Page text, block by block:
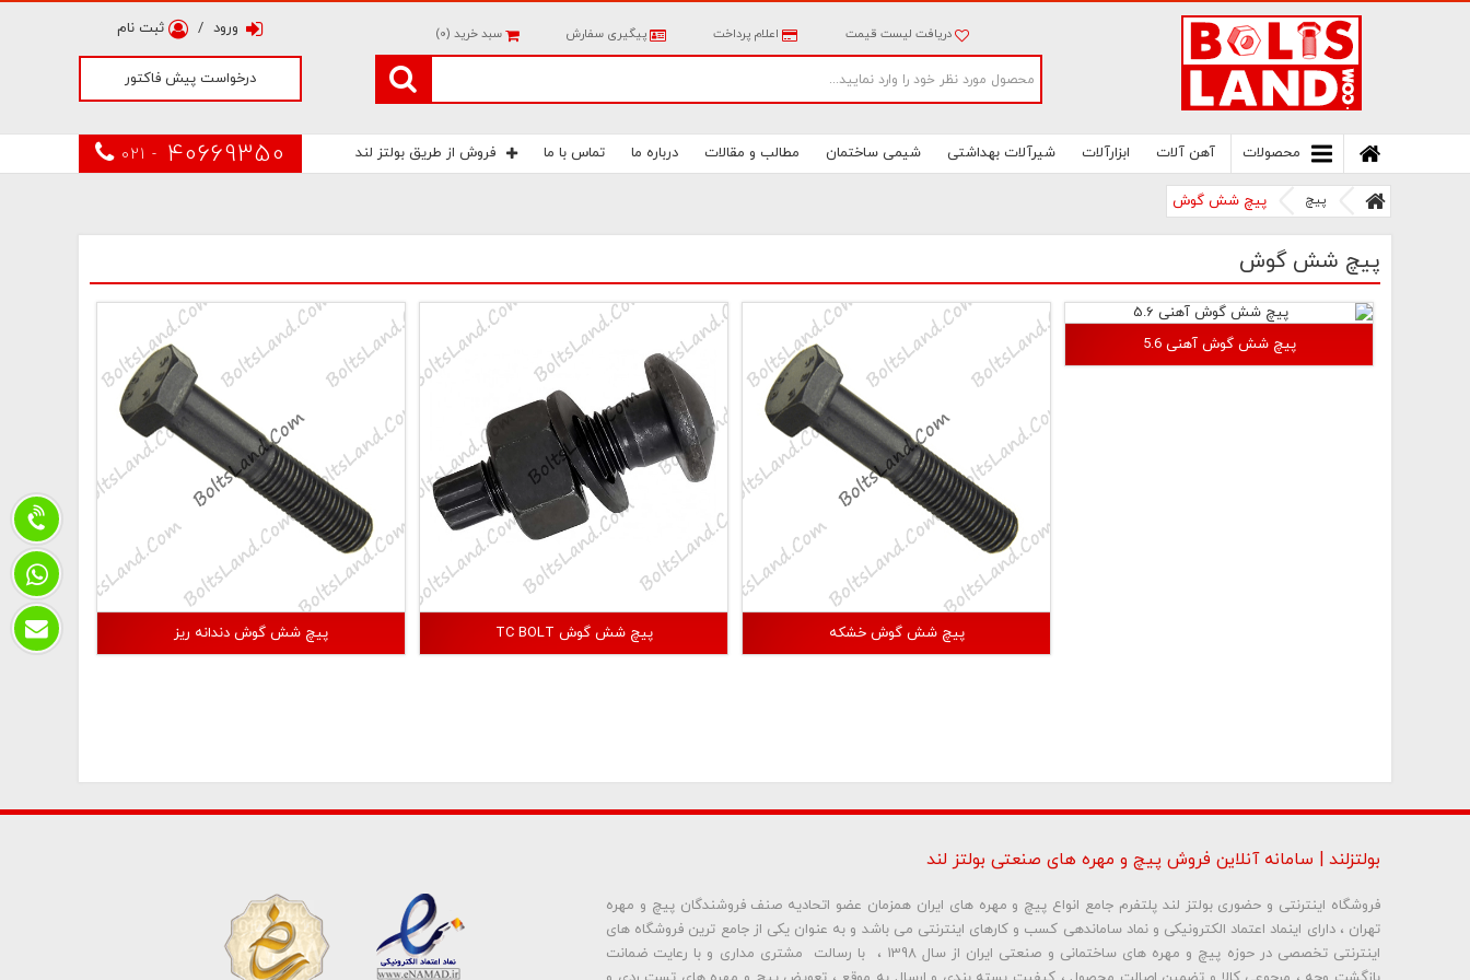
بولتز لند | سرزمین پیچ
دریافت لیست قیمت اعلام پرداخت پیگیری سفارش سبد خرید (0
) ورود / ثبت نام
درخواست پیش فاکتور
محصولات آهن آلات ابزارآلات شیرآلات بهداشتی شیمی ساختمان مطالب و مقالات درباره ما تماس با ما فروش از طریق بولتز لند 021 - 40669350
پیچ پیچ شش گوش
پیچ شش گوش
پیچ شش گوش آهنی 5.6
پیچ شش گوش خشکه پیچ شش گوش TC BOLT پیچ شش گوش دندانه ریز
بولتزلند | سامانه آنلاین فروش پیچ و مهره های صنعتی بولتز لند
فروشگاه اینترنتی و حضوری بولتز لند پلتفرم جامع انواع پیچ و مهره های ایران همزمان عضو اتحادیه صنف فروشندگان پیچ و مهره
تهران ، دارای اینماد اعتماد الکترونیکی و نماد ساماندهی کسب و کارهای اینترنتی می باشد و به عنوان یکی از جامع ترین فروشگاه های
اینترنتی تخصصی در حوزه پیچ و مهره های ساختمانی و صنعتی ایران از سال 1398 ، با رسالت مشتری مداری و با رعایت ضمانت